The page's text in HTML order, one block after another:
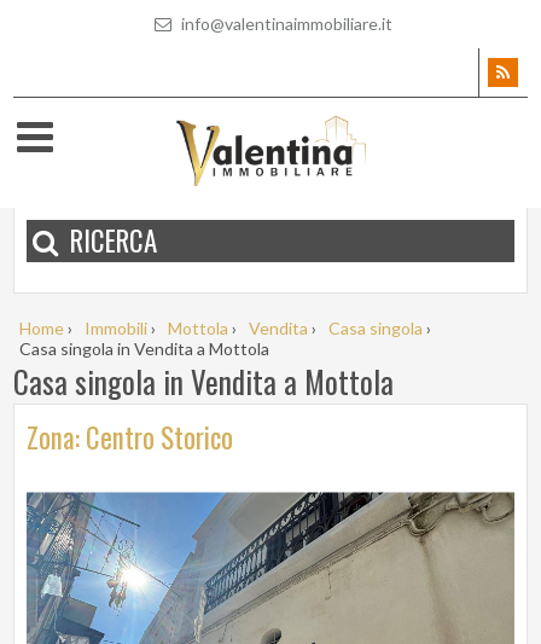
info@valentinaimmobiliare.it
RICERCA
Home› Immobili› Mottola › Vendita › Casa singola ›
Casa singola in Vendita a Mottola
Casa singola in Vendita a Mottola
Zona: Centro Storico